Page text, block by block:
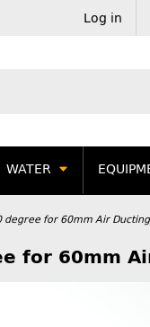
Log in
WATER
degree for 60mm Air Ducting
for 60mm